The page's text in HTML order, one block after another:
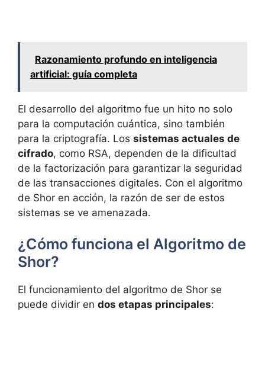
Razonamiento profundo en inteligencia
artificial: guía completa
El desarrollo del algoritmo fue un hito no solo
para la computación cuántica, sino también
para la criptografía. Los sistemas actuales de
cifrado, como RSA, dependen de la dificultad
de la factorización para garantizar la seguridad
de las transacciones digitales. Con el algoritmo
de Shor en acción, la razón de ser de estos
sistemas se ve amenazada.
¿Cómo funciona el Algoritmo de
Shor?
El funcionamiento del algoritmo de Shor se
puede dividir en dos etapas principales: